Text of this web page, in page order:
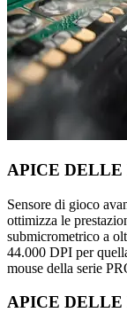
APICE DELLE
Sensore di gioco
ottimizza le
submicrometrico a
44.000 DPI per
mouse della serie
APICE DELLE